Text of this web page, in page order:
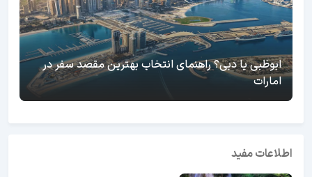
ابوظبی یا دبی؟ راهنمای انتخاب بهترین مقصد سفر در
امارات
اطلاعات مفید